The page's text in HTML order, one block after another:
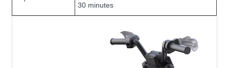
30 minutes